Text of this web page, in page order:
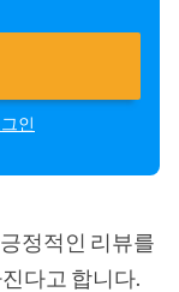
인
정적인 리뷰를
다고 합니다.